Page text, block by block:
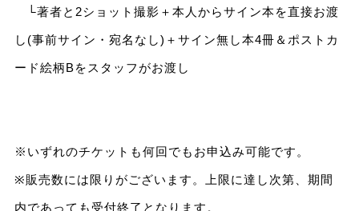
└著者と2ショット撮影＋本人からサイン本を直接お渡
し(事前サイン・宛名なし)＋サイン無し本4冊＆ポストカ
ード絵柄Bをスタッフがお渡し
※いずれのチケットも何回でもお申込み可能です。
※販売数には限りがございます。上限に達し次第、期間
内であっても受付終了となります。